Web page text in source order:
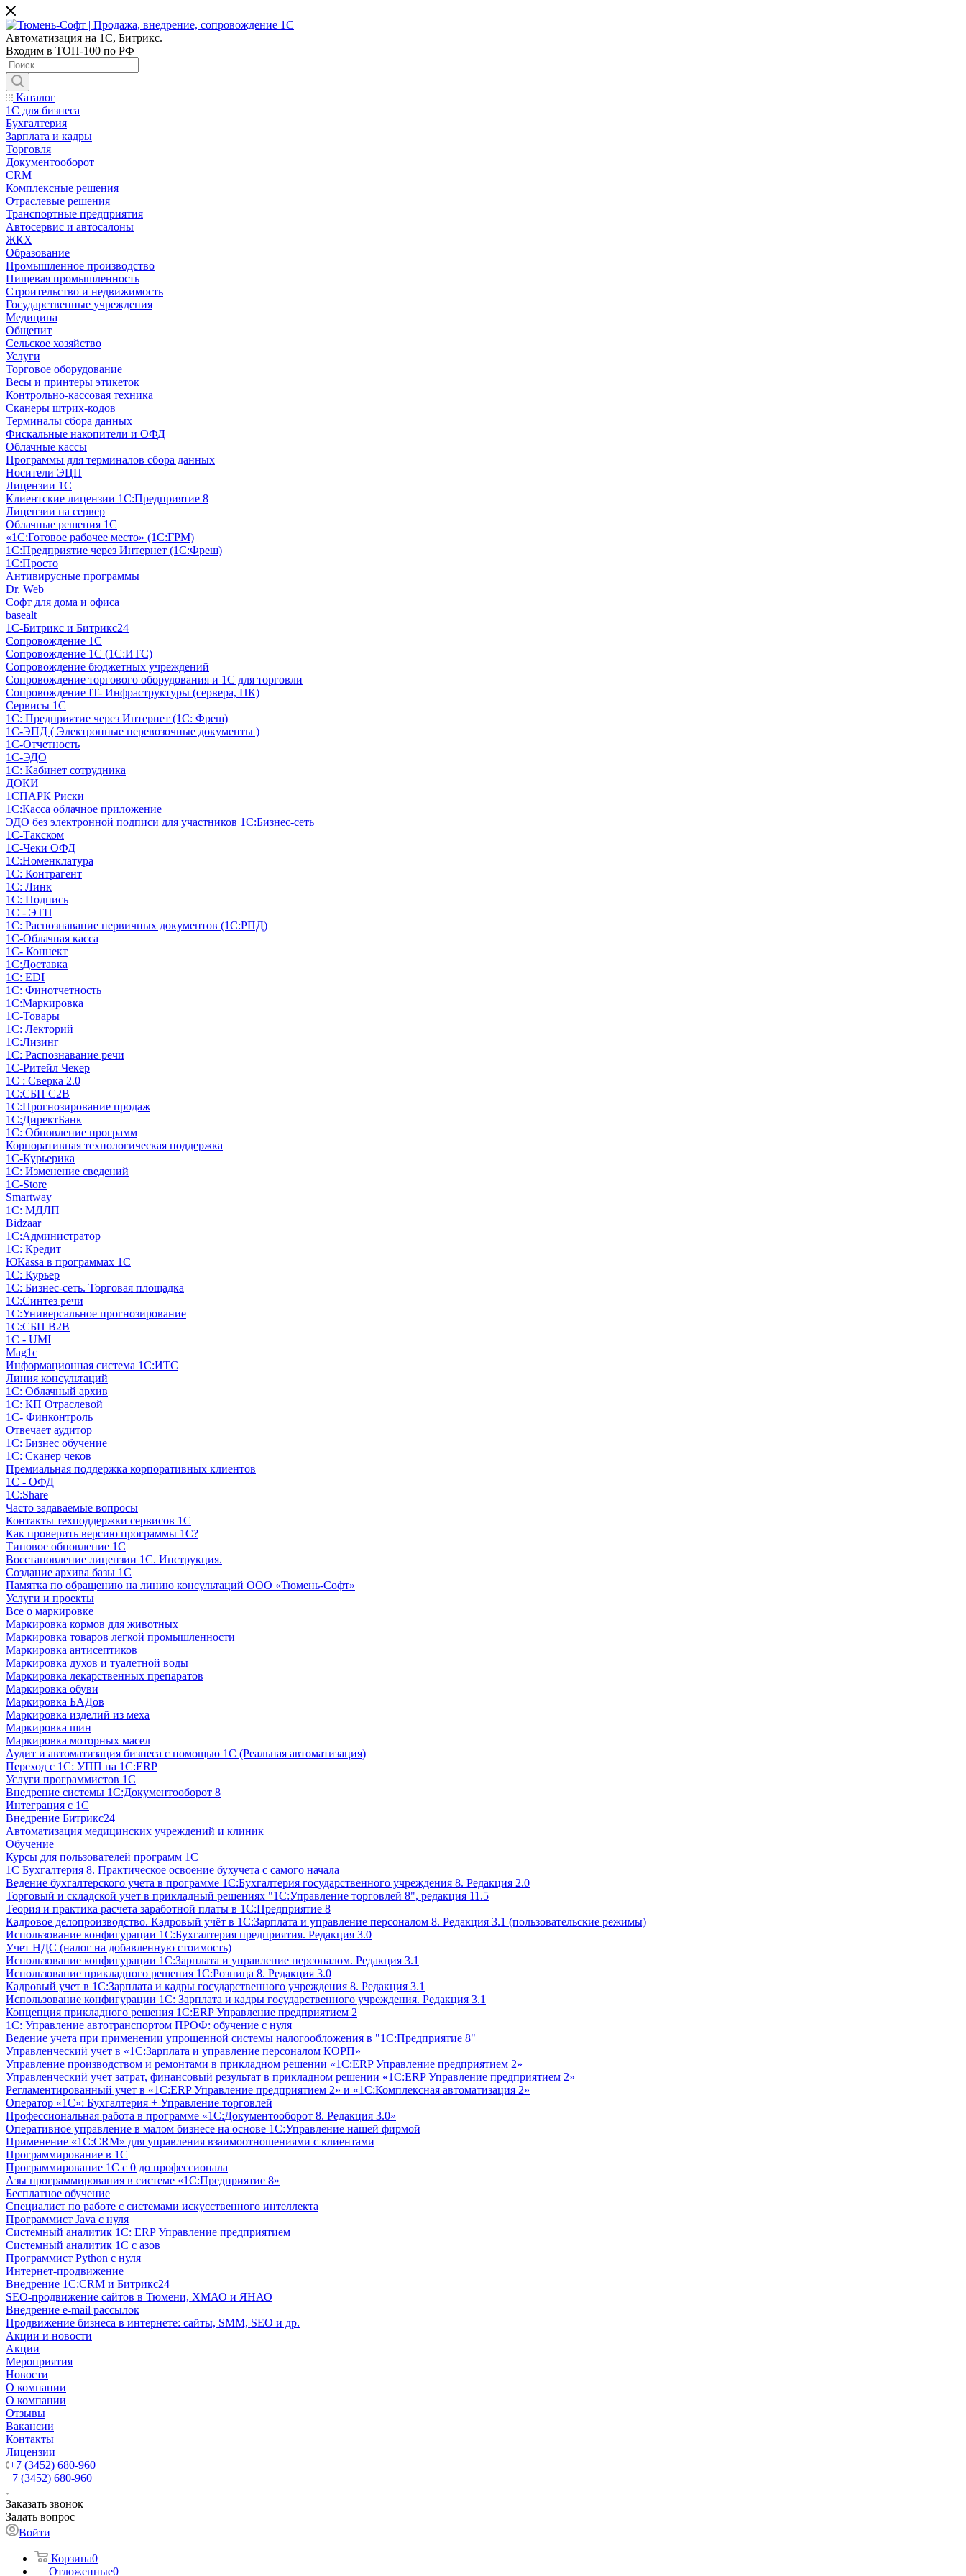
Автоматизация на 1С, Битрикс.
Входим в ТОП-100 по РФ
Каталог
1С для бизнеса
Бухгалтерия
Зарплата и кадры
Торговля
Документооборот
CRM
Комплексные решения
Отраслевые решения
Транспортные предприятия
Автосервис и автосалоны
ЖКХ
Образование
Промышленное производство
Пищевая промышленность
Строительство и недвижимость
Государственные учреждения
Медицина
Общепит
Сельское хозяйство
Услуги
Торговое оборудование
Весы и принтеры этикеток
Контрольно-кассовая техника
Сканеры штрих-кодов
Терминалы сбора данных
Фискальные накопители и ОФД
Облачные кассы
Программы для терминалов сбора данных
Носители ЭЦП
Лицензии 1С
Клиентские лицензии 1С:Предприятие 8
Лицензии на сервер
Облачные решения 1С
«1C:Готовое рабочее место» (1С:ГРМ)
1С:Предприятие через Интернет (1С:Фреш)
1С:Просто
Антивирусные программы
Dr. Web
Софт для дома и офиса
basealt
1С-Битрикс и Битрикс24
Сопровождение 1С
Сопровождение 1С (1С:ИТС)
Сопровождение бюджетных учреждений
Сопровождение торгового оборудования и 1С для торговли
Сопровождение IT- Инфраструктуры (сервера, ПК)
Сервисы 1С
1С: Предприятие через Интернет (1С: Фреш)
1С-ЭПД ( Электронные перевозочные документы )
1С-Отчетность
1С-ЭДО
1С: Кабинет сотрудника
ДОКИ
1СПАРК Риски
1С:Касса облачное приложение
ЭДО без электронной подписи для участников 1С:Бизнес-сеть
1С-Такском
1С-Чеки ОФД
1С:Номенклатура
1С: Контрагент
1С: Линк
1С: Подпись
1С - ЭТП
1С: Распознавание первичных документов (1С:РПД)
1С-Облачная касса
1С- Коннект
1С:Доставка
1С: EDI
1С: Финотчетность
1С:Маркировка
1С-Товары
1С: Лекторий
1С:Лизинг
1С: Распознавание речи
1C-Ритейл Чекер
1С : Сверка 2.0
1С:СБП C2B
1С:Прогнозирование продаж
1С:ДиректБанк
1С: Обновление программ
Корпоративная технологическая поддержка
1С-Курьерика
1С: Изменение сведений
1C-Store
Smartway
1С: МДЛП
Bidzaar
1С:Администратор
1С: Кредит
ЮКаssа в программах 1С
1С: Курьер
1С: Бизнес-сеть. Торговая площадка
1С:Синтез речи
1С:Универсальное прогнозирование
1С:СБП B2B
1C - UMI
Mag1c
Информационная система 1С:ИТС
Линия консультаций
1С: Облачный архив
1С: КП Отраслевой
1С- Финконтроль
Отвечает аудитор
1С: Бизнес обучение
1С: Сканер чеков
Премиальная поддержка корпоративных клиентов
1С - ОФД
1С:Share
Часто задаваемые вопросы
Контакты техподдержки сервисов 1С
Как проверить версию программы 1С?
Типовое обновление 1С
Восстановление лицензии 1С. Инструкция.
Создание архива базы 1С
Памятка по обращению на линию консультаций ООО «Тюмень-Софт»
Услуги и проекты
Все о маркировке
Маркировка кормов для животных
Маркировка товаров легкой промышленности
Маркировка антисептиков
Маркировка духов и туалетной воды
Маркировка лекарственных препаратов
Маркировка обуви
Маркировка БАДов
Маркировка изделий из меха
Маркировка шин
Маркировка моторных масел
Аудит и автоматизация бизнеса с помощью 1С (Реальная автоматизация)
Переход с 1С: УПП на 1С:ERP
Услуги программистов 1С
Внедрение системы 1С:Документооборот 8
Интеграция с 1С
Внедрение Битрикс24
Автоматизация медицинских учреждений и клиник
Обучение
Курсы для пользователей программ 1С
1С Бухгалтерия 8. Практическое освоение бухучета с самого начала
Ведение бухгалтерского учета в программе 1С:Бухгалтерия государственного учреждения 8. Редакция 2.0
Торговый и складской учет в прикладный решениях "1С:Управление торговлей 8", редакция 11.5
Теория и практика расчета заработной платы в 1С:Предприятие 8
Кадровое делопроизводство. Кадровый учёт в 1С:Зарплата и управление персоналом 8. Редакция 3.1 (пользовательские режимы)
Использование конфигурации 1С:Бухгалтерия предприятия. Редакция 3.0
Учет НДС (налог на добавленную стоимость)
Использование конфигурации 1С:Зарплата и управление персоналом. Редакция 3.1
Использование прикладного решения 1С:Розница 8. Редакция 3.0
Кадровый учет в 1С:Зарплата и кадры государственного учреждения 8. Редакция 3.1
Использование конфигурации ‎1С: Зарплата и кадры государственного учреждения. Редакция 3.1
Концепция прикладного решения 1С:ERP Управление предприятием 2
1С: Управление автотранспортом ПРОФ: обучение с нуля
Ведение учета при применении упрощенной системы налогообложения в "1С:Предприятие 8"
Управленческий учет в «1C:Зарплата и управление персоналом КОРП»
Управление производством и ремонтами в прикладном решении «1С:ERP Управление предприятием 2»
Управленческий учет затрат, финансовый результат в прикладном решении «1С:ERP Управление предприятием 2»
Регламентированный учет в «1С:ERP Управление предприятием 2» и «1С:Комплексная автоматизация 2»
Оператор «1С»: Бухгалтерия + Управление торговлей
Профессиональная работа в программе «1С:Документооборот 8. Редакция 3.0»
Оперативное управление в малом бизнесе на основе 1С:Управление нашей фирмой
Применение «1С:CRM» для управления взаимоотношениями с клиентами
Программирование в 1С
Программирование 1С с 0 до профессионала
Азы программирования в системе «1С:Предприятие 8»
Бесплатное обучение
Специалист по работе с системами искусственного интеллекта
Программист Java с нуля
Системный аналитик 1С: ERP Управление предприятием
Системный аналитик 1С с азов
Программист Python с нуля
Интернет-продвижение
Внедрение 1C:CRM и Битрикс24
SEO-продвижение сайтов в Тюмени, ХМАО и ЯНАО
Внедрение e-mail рассылок
Продвижение бизнеса в интернете: сайты, SMM, SEO и др.
Акции и новости
Акции
Мероприятия
Новости
О компании
О компании
Отзывы
Вакансии
Контакты
Лицензии
+7 (3452) 680-960
+7 (3452) 680-960
Заказать звонок
Задать вопрос
Войти
Корзина0
Отложенные0